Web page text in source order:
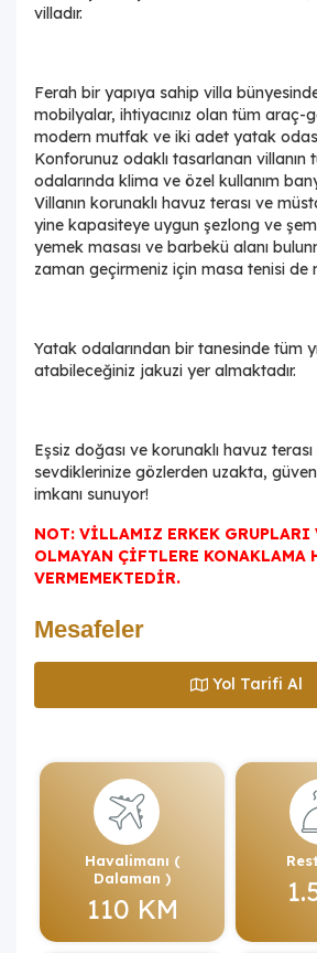
villadır.
Ferah bir yapıya sahip villa
mobilyalar, ihtiyacınız olan tüm araç-
modern mutfak ve iki adet yatak
Konforunuz odaklı tasarlanan villanın
odalarında klima ve özel kullanım
Villanın korunaklı havuz terası ve
yine kapasiteye uygun şezlong ve
yemek masası ve barbekü alanı
zaman geçirmeniz için masa tenisi de
Yatak odalarından bir tanesinde tüm
atabileceğiniz jakuzi yer almaktadır.
Eşsiz doğası ve korunaklı havuz
sevdiklerinize gözlerden uzakta,
imkanı sunuyor!
NOT: VİLLAMIZ ERKEK GRUPLARI
OLMAYAN ÇİFTLERE KONAKLAMA
VERMEMEKTEDİR.
Mesafeler
Yol Tarifi Al
Havalimanı (
Dalaman )
110 KM